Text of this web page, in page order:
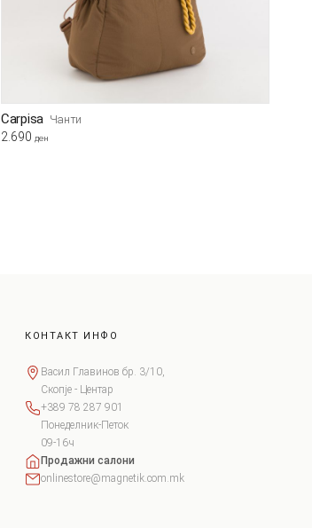
Carpisa Чанти
2.690 ден
КОНТАКТ ИНФО
Васил Главинов бр. 3/10,
Скопје - Центар
+389 78 287 901
Понеделник-Петок
09-16ч
Продажни салони
onlinestore@magnetik.com.mk